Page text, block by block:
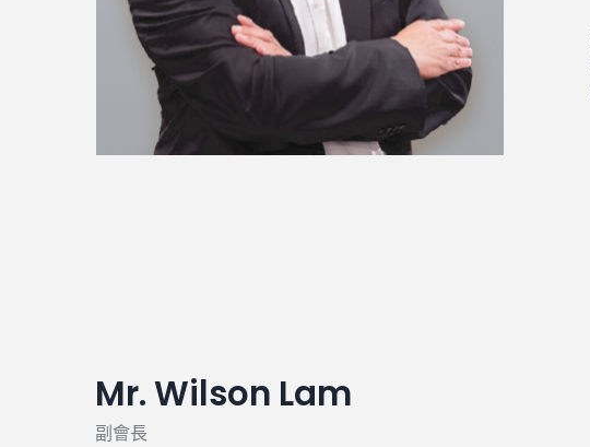
Mr. Wilson Lam
副會長